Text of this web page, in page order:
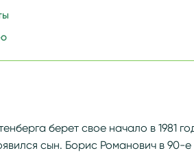
берет свое начало в 1981
сын. Борис Романович в 90-е